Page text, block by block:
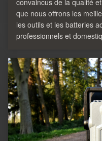
convaincus de la qualité
que nous offrons les
les outils et les batteries
professionnels et